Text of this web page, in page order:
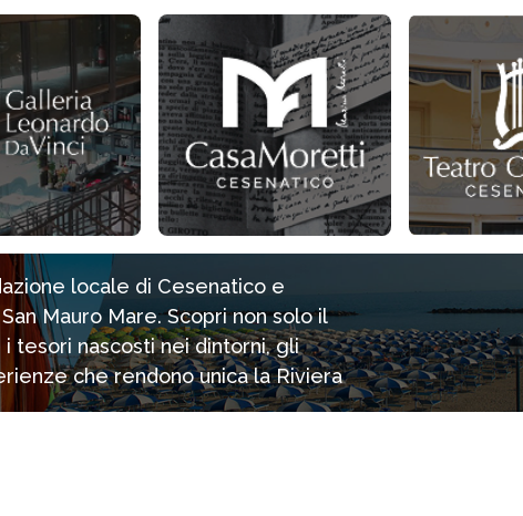
locale di Cesenatico e
Mauro Mare. Scopri non solo il
tesori nascosti nei dintorni, gli
che rendono unica la Riviera